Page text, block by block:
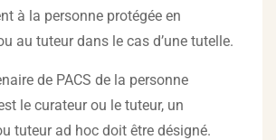
à la personne protégée en
au tuteur dans le cas d’une tutelle.
de PACS de la personne
le curateur ou le tuteur, un
tuteur ad hoc doit être désigné.